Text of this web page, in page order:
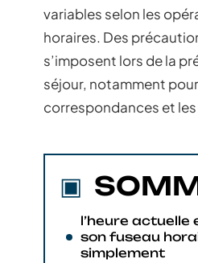
variables selon les
horaires. Des
s’imposent lors de la
séjour, notamment
correspondances et
l’heure actuelle
son fuseau
simplement